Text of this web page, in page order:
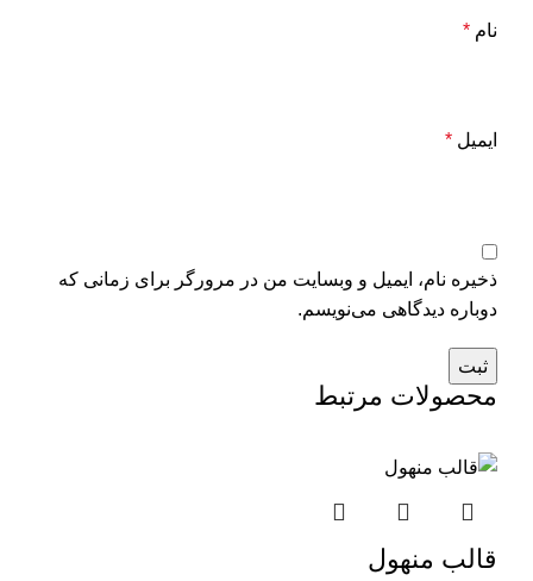
نام *
ایمیل *
ذخیره نام، ایمیل و وبسایت من در مرورگر برای زمانی که
دوباره دیدگاهی می‌نویسم.
محصولات مرتبط
قالب منهول